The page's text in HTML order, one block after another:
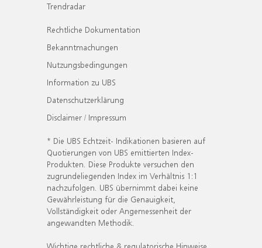
Trendradar
Rechtliche Dokumentation
Bekanntmachungen
Nutzungsbedingungen
Information zu UBS
Datenschutzerklärung
Disclaimer / Impressum
* Die UBS Echtzeit- Indikationen basieren auf
Quotierungen von UBS emittierten Index-
Produkten. Diese Produkte versuchen den
zugrundeliegenden Index im Verhältnis 1:1
nachzufolgen. UBS übernimmt dabei keine
Gewährleistung für die Genauigkeit,
Vollständigkeit oder Angemessenheit der
angewandten Methodik.